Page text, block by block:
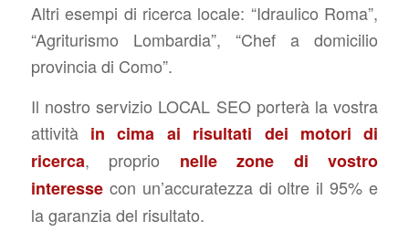
Altri esempi di ricerca locale: “Idraulico Roma”,
“Agriturismo Lombardia”, “Chef a domicilio
provincia di Como”.
Il nostro servizio LOCAL SEO porterà la vostra
attività in cima ai risultati dei motori di
ricerca, proprio nelle zone di vostro
interessecon un’accuratezza di oltre il 95% e
la garanzia del risultato.